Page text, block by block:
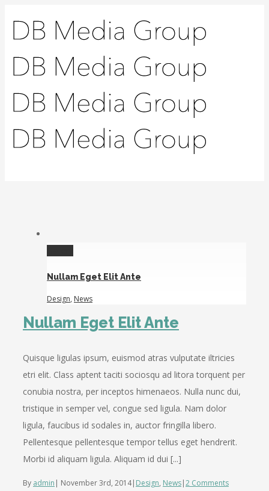
Nullam Eget Elit Ante
Design, News
Nullam Eget Elit Ante
Quisque ligulas ipsum, euismod atras vulputate iltricies
etri elit. Class aptent taciti sociosqu ad litora torquent per
conubia nostra, per inceptos himenaeos. Nulla nunc dui,
tristique in semper vel, congue sed ligula. Nam dolor
ligula, faucibus id sodales in, auctor fringilla libero.
Pellentesque pellentesque tempor tellus eget hendrerit.
Morbi id aliquam ligula. Aliquam id dui [...]
By admin | November 3rd, 2014| Design, News|2 Comments